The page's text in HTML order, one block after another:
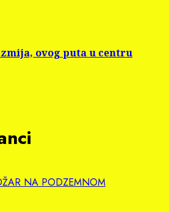
ovog puta u centru
NA PODZEMNOM